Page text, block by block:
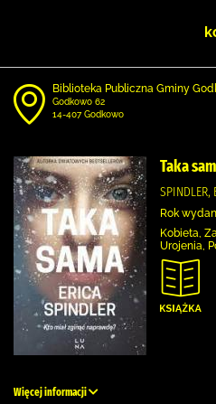
Biblioteka Publiczna Gminy
Godkowo 62
14-407 Godkowo
Taka
SPINDLER,
Rok
Kobieta,
Urojenia,
Więcej informacji